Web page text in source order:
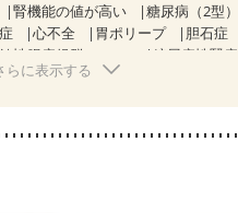
腎機能の値が高い 糖尿病（2型）
心不全 胃ポリープ
胆石症
性腸症候群（IBS）
糖尿病性腎
CKD（ステージ１）
が気になる（初期） 妊娠高血
らに表示する